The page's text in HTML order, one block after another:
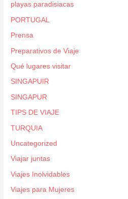
playas paradisiacas
PORTUGAL
Prensa
Preparativos de Viaje
Qué lugares visitar
SINGAPUIR
SINGAPUR
TIPS DE VIAJE
TURQUIA
Uncategorized
Viajar juntas
Viajes Inolvidables
Viajes para Mujeres